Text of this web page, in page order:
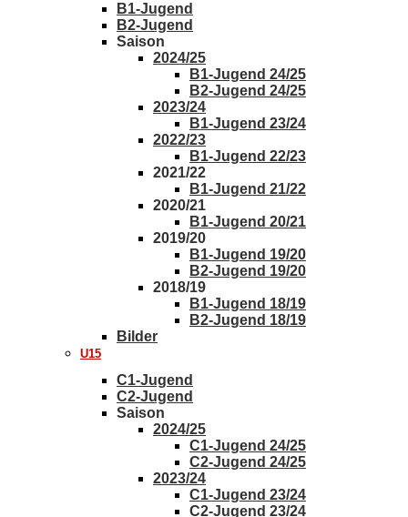
B1-Jugend
B2-Jugend
Saison
2024/25
B1-Jugend 24/25
B2-Jugend 24/25
2023/24
B1-Jugend 23/24
2022/23
B1-Jugend 22/23
2021/22
B1-Jugend 21/22
2020/21
B1-Jugend 20/21
2019/20
B1-Jugend 19/20
B2-Jugend 19/20
2018/19
B1-Jugend 18/19
B2-Jugend 18/19
Bilder
U15
C1-Jugend
C2-Jugend
Saison
2024/25
C1-Jugend 24/25
C2-Jugend 24/25
2023/24
C1-Jugend 23/24
C2-Jugend 23/24